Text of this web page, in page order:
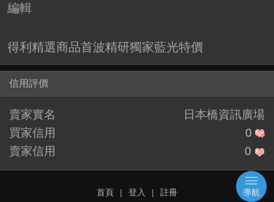
編輯
得利精選商品首波精研獨家藍光特價
信用評價
賣家實名
日本橋資訊廣場
買家信用
0
賣家信用
0
首頁 | 登入 | 註冊 導航